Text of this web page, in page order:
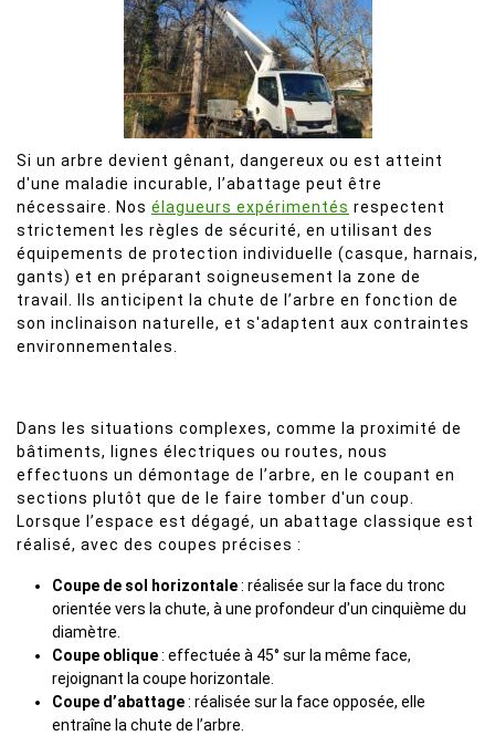
Si un arbre devient gênant, dangereux ou est atteint
d'une maladie incurable, l’abattage peut être
nécessaire. Nos élagueurs expérimentés respectent
strictement les règles de sécurité, en utilisant des
équipements de protection individuelle (casque, harnais,
gants) et en préparant soigneusement la zone de
travail. Ils anticipent la chute de l’arbre en fonction de
son inclinaison naturelle, et s'adaptent aux contraintes
environnementales.
Dans les situations complexes, comme la proximité de
bâtiments, lignes électriques ou routes, nous
effectuons un démontage de l’arbre, en le coupant en
sections plutôt que de le faire tomber d'un coup.
Lorsque l’espace est dégagé, un abattage classique est
réalisé, avec des coupes précises :
Coupe de sol horizontale: réalisée sur la face du tronc
orientée vers la chute, à une profondeur d'un cinquième du
diamètre.
Coupe oblique: effectuée à 45° sur la même face,
rejoignant la coupe horizontale.
Coupe d’abattage: réalisée sur la face opposée, elle
entraîne la chute de l’arbre.